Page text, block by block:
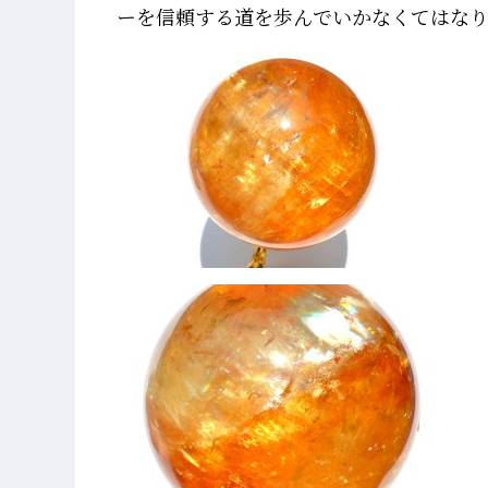
ーを信頼する道を歩んでいかなくてはなり